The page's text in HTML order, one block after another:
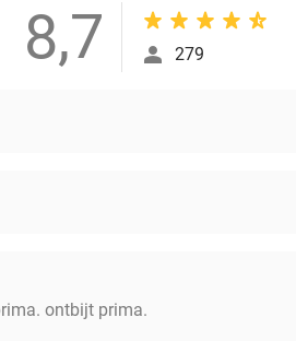
8,7 279
ontbijt prima.